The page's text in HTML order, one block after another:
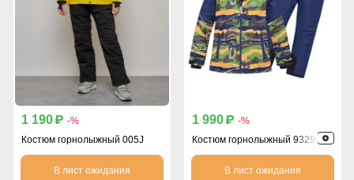
1 190 p -%
Костюм горнолыжный 005J
В лист ожидания
1 990 p -%
Костюм горнолыжный 9329J
В лист ожидания